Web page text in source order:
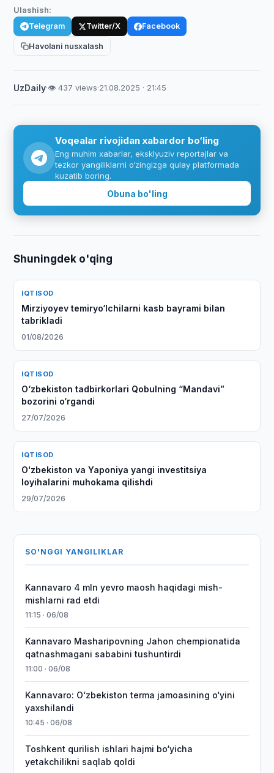
Ulashish:
Telegram Twitter/X Facebook
Havolani nusxalash
UzDaily·👁 437 views·21.08.2025 · 21:45
Voqealar rivojidan xabardor bo‘ling
Eng muhim xabarlar, eksklyuziv reportajlar va
tezkor yangiliklarni o‘zingizga qulay platformada
kuzatib boring.
Obuna bo'ling
Shuningdek o'qing
IQTISOD
Mirziyoyev temiryo‘lchilarni kasb bayrami bilan
tabrikladi
01/08/2026
IQTISOD
O‘zbekiston tadbirkorlari Qobulning “Mandavi”
bozorini o‘rgandi
27/07/2026
IQTISOD
Oʻzbekiston va Yaponiya yangi investitsiya
loyihalarini muhokama qilishdi
29/07/2026
SO'NGGI YANGILIKLAR
Kannavaro 4 mln yevro maosh haqidagi mish-
mishlarni rad etdi
11:15 · 06/08
Kannavaro Masharipovning Jahon chempionatida
qatnashmagani sababini tushuntirdi
11:00 · 06/08
Kannavaro: O‘zbekiston terma jamoasining o‘yini
yaxshilandi
10:45 · 06/08
Toshkent qurilish ishlari hajmi bo‘yicha
yetakchilikni saqlab qoldi